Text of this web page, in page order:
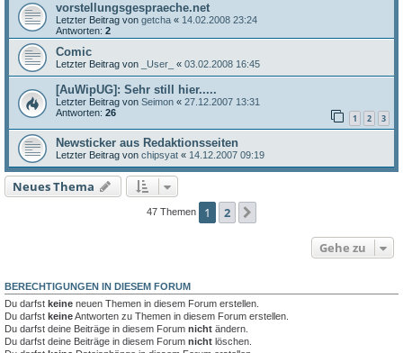
vorstellungsgespraeche.net
Letzter Beitrag von getcha « 14.02.2008 23:24
Antworten: 2
Comic
Letzter Beitrag von _User_ « 03.02.2008 16:45
[AuWipUG]: Sehr still hier.....
Letzter Beitrag von Seimon « 27.12.2007 13:31
Antworten: 26 1 2 3
Newsticker aus Redaktionsseiten
Letzter Beitrag von chipsyat « 14.12.2007 09:19
Neues Thema
47 Themen 1 2
Gehe zu
BERECHTIGUNGEN IN DIESEM FORUM
Du darfst keine neuen Themen in diesem Forum erstellen.
Du darfst keineAntworten zu Themen in diesem Forum erstellen.
Du darfst deine Beiträge in diesem Forum nicht ändern.
Du darfst deine Beiträge in diesem Forum nicht löschen.